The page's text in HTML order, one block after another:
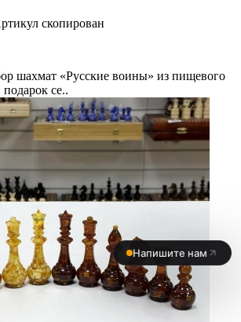
скопирован
шахмат «Русские воины» из пищевого
се..